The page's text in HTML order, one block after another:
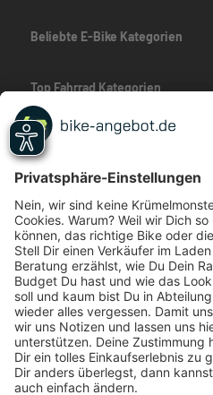
Beliebte E-Bike Kategorien
Top Fahrrad Kategorien
Beliebte Fahrrad-Kategorien
Marken-Highlights
TOP-Marken
ZAHLUNGSARTEN / RATENKAUF